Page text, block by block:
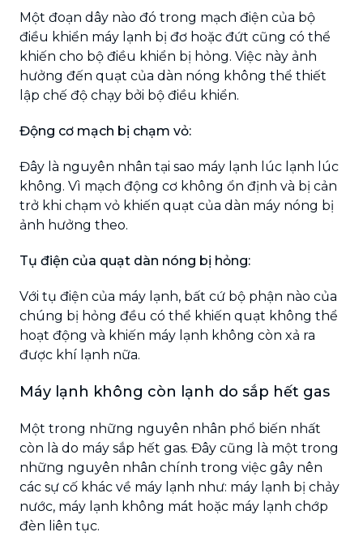
Một đoạn dây nào đó trong mạch điện của bộ
điều khiển máy lạnh bị đơ hoặc đứt cũng có thể
khiến cho bộ điều khiển bị hỏng. Việc này ảnh
hưởng đến quạt của dàn nóng không thể thiết
lập chế độ chạy bởi bộ điều khiển.
Động cơ mạch bị chạm vỏ:
Đây là nguyên nhân tại sao máy lạnh lúc lạnh lúc
không. Vì mạch động cơ không ổn định và bị cản
trở khi chạm vỏ khiến quạt của dàn máy nóng bị
ảnh hưởng theo.
Tụ điện của quạt dàn nóng bị hỏng:
Với tụ điện của máy lạnh, bất cứ bộ phận nào của
chúng bị hỏng đều có thể khiến quạt không thể
hoạt động và khiến máy lạnh không còn xả ra
được khí lạnh nữa.
Máy lạnh không còn lạnh do sắp hết gas
Một trong những nguyên nhân phổ biến nhất
còn là do máy sắp hết gas. Đây cũng là một trong
những nguyên nhân chính trong việc gây nên
các sự cố khác về máy lạnh như: máy lạnh bị chảy
nước, máy lạnh không mát hoặc máy lạnh chớp
đèn liên tục.